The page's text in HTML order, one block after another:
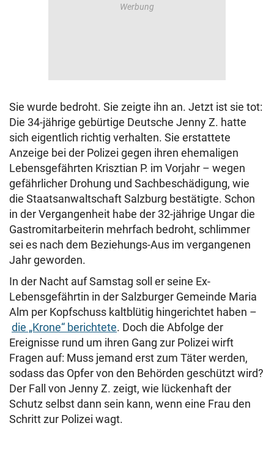
Sie wurde bedroht. Sie zeigte ihn an. Jetzt ist sie tot:
Die 34-jährige gebürtige Deutsche Jenny Z. hatte
sich eigentlich richtig verhalten. Sie erstattete
Anzeige bei der Polizei gegen ihren ehemaligen
Lebensgefährten Krisztian P. im Vorjahr – wegen
gefährlicher Drohung und Sachbeschädigung, wie
die Staatsanwaltschaft Salzburg bestätigte. Schon
in der Vergangenheit habe der 32-jährige Ungar die
Gastromitarbeiterin mehrfach bedroht, schlimmer
sei es nach dem Beziehungs-Aus im vergangenen
Jahr geworden.
In der Nacht auf Samstag soll er seine Ex-
Lebensgefährtin in der Salzburger Gemeinde Maria
Alm per Kopfschuss kaltblütig hingerichtet haben –
die „Krone“ berichtete. Doch die Abfolge der
Ereignisse rund um ihren Gang zur Polizei wirft
Fragen auf: Muss jemand erst zum Täter werden,
sodass das Opfer von den Behörden geschützt wird?
Der Fall von Jenny Z. zeigt, wie lückenhaft der
Schutz selbst dann sein kann, wenn eine Frau den
Schritt zur Polizei wagt.